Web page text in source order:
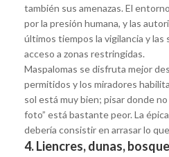
también sus amenazas. El
por la presión humana, y las
últimos tiempos la vigilancia y las
acceso a zonas restringidas.
Maspalomas se disfruta mejor
permitidos y los miradores
sol está muy bien; pisar donde
foto” está bastante peor. La
debería consistir en arrasar lo
4. Liencres, dunas,